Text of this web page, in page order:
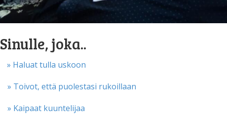
Sinulle, joka..
» Haluat tulla uskoon
» Toivot, että puolestasi rukoillaan
» Kaipaat kuuntelijaa